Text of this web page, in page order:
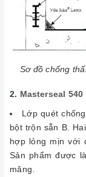
Sơ đồ chống
2. Masterseal 540
Lớp quét
bột trộn sẵn B.
hợp lỏng mịn với
Sản phẩm được
măng.